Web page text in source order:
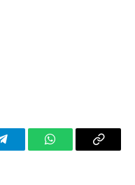
TelegramWhatsAppCopy